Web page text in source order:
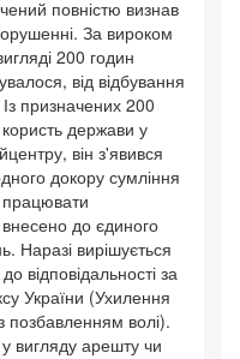
повністю визнав
За вироком
200 годин
від відбування
призначених 200
користь держави у
він з'явився
докору сумління
до єдиного
Наразі вирішується
відповідальності за
України (Ухилення
позбавленням волі).
вигляду арешту чи